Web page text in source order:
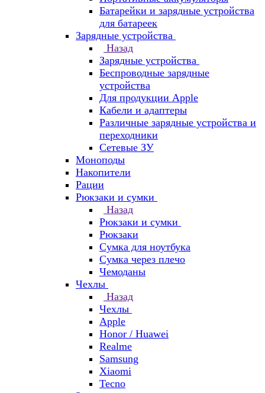
Батарейки и зарядные устройства
для батареек
Зарядные устройства
Назад
Зарядные устройства
Беспроводные зарядные
устройства
Для продукции Apple
Кабели и адаптеры
Различные зарядные устройства и
переходники
Сетевые ЗУ
Моноподы
Накопители
Рации
Рюкзаки и сумки
Назад
Рюкзаки и сумки
Рюкзаки
Сумка для ноутбука
Сумка через плечо
Чемоданы
Чехлы
Назад
Чехлы
Apple
Honor / Huawei
Realme
Samsung
Xiaomi
Tecno